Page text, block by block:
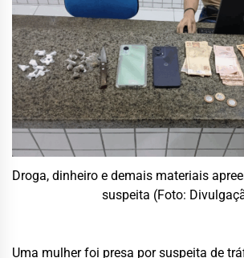
Droga, dinheiro e demais materiais
suspeita (Foto:
Uma mulher foi presa por suspeita de